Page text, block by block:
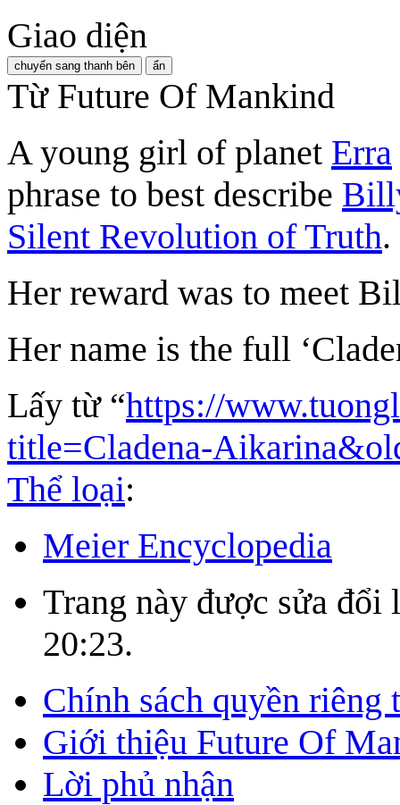
Giao diện
chuyển sang thanh bên ẩn
Từ Future Of Mankind
A young girl of planet Erra
phrase to best describe
Silent Revolution of Truth.
Her reward was to meet
Her name is the full
Lấy từ “https://
title=Cladena-
Thể loại:
Meier Encyclopedia
Trang này được sửa đổi
20:23.
Chính sách quyền riêng
Giới thiệu Future Of
Lời phủ nhận